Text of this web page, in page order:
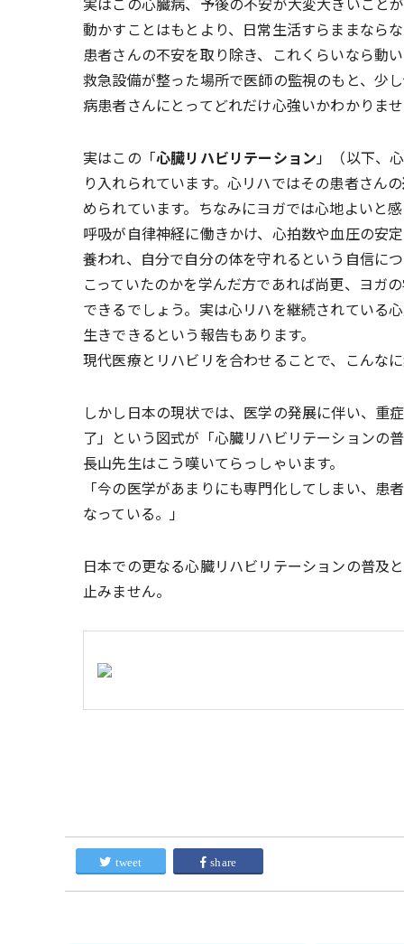
動かすことはもとより、日常生活すらままなら
患者さんの不安を取り除き、これくらいなら動
救急設備が整った場所で医師の監視のもと、少
病患者さんにとってどれだけ心強いかわかりませ
実はこの「心臓リハビリテーション」（以下、
り入れられています。心リハではその患者さんの
められています。ちなみにヨガでは心地よいと
呼吸が自律神経に働きかけ、心拍数や血圧の安
養われ、自分で自分の体を守れるという自信に
こっていたのかを学んだ方であれば尚更、ヨガ
できるでしょう。実は心リハを継続されている
生きできるという報告もあります。
現代医療とリハビリを合わせることで、こんな
しかし日本の現状では、医学の発展に伴い、重
了」という図式が「心臓リハビリテーションの
長山先生はこう嘆いてらっしゃいます。
「今の医学があまりにも専門化してしまい、患
なっている。」
日本での更なる心臓リハビリテーションの普及
止みません。
tweet share